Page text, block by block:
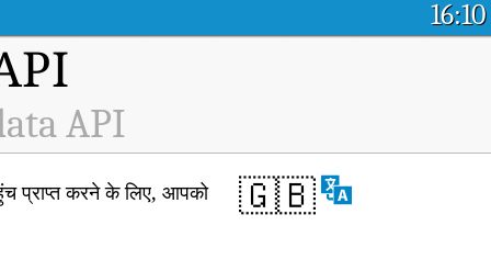
16:10
API
🇬🇧
प्राप्त करने के लिए, आपको